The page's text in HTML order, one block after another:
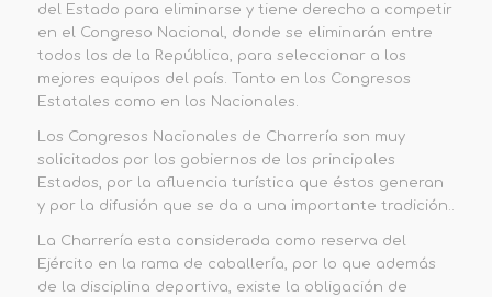
del Estado para eliminarse y tiene derecho a competir
en el Congreso Nacional, donde se eliminarán entre
todos los de la República, para seleccionar a los
mejores equipos del país. Tanto en los Congresos
Estatales como en los Nacionales.
Los Congresos Nacionales de Charrería son muy
solicitados por los gobiernos de los principales
Estados, por la afluencia turística que éstos generan
y por la difusión que se da a una importante tradición..
La Charrería esta considerada como reserva del
Ejército en la rama de caballería, por lo que además
de la disciplina deportiva, existe la obligación de